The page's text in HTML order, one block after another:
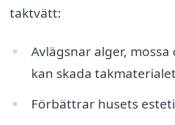
taktvätt:
Avlägsnar alger, mossa
kan skada
Förbättrar husets